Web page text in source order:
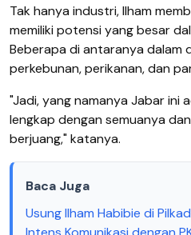
Tak hanya industri, Ilham
memiliki potensi yang besar
Beberapa di antaranya dalam
perkebunan, perikanan, dan
"Jadi, yang namanya Jabar ini
lengkap dengan semuanya
berjuang," katanya.
Baca Juga
Usung Ilham Habibie di